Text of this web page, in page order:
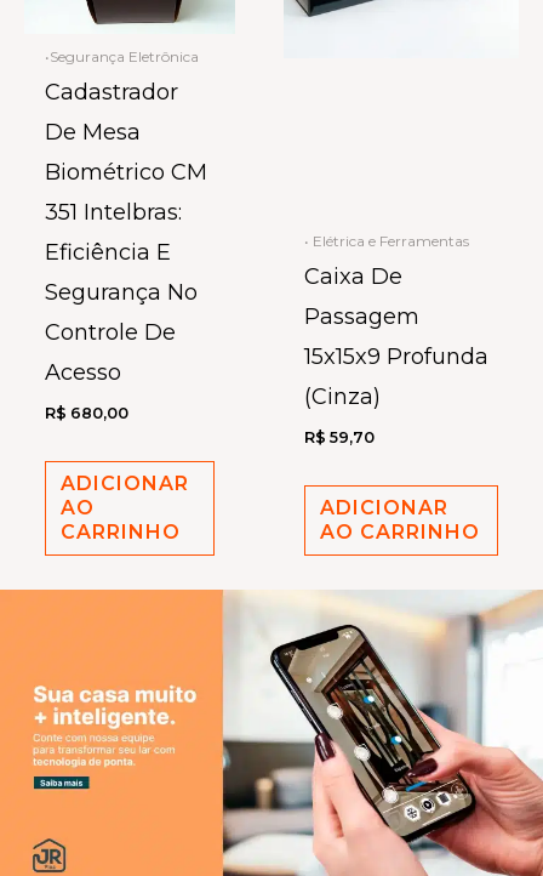
•Segurança Eletrônica
Cadastrador
De Mesa
Biométrico CM
351 Intelbras:
Eficiência E
Segurança No
Controle De
Acesso
R$ 680,00
ADICIONAR
AO
CARRINHO
• Elétrica e Ferramentas
Caixa De
Passagem
15x15x9 Profunda
(Cinza)
R$ 59,70
ADICIONAR
AO CARRINHO